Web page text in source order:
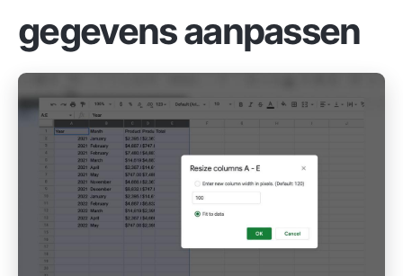
gegevens aanpassen